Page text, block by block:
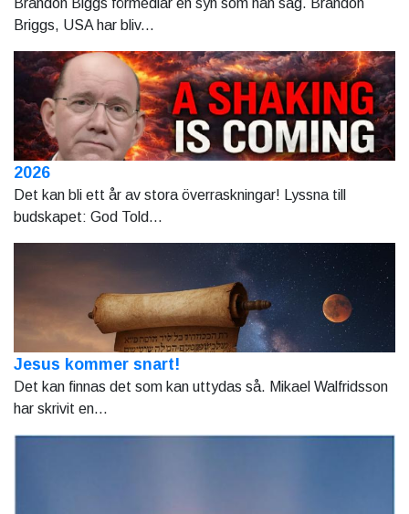
Briggs, USA har bliv...
2026
Det kan bli ett år av stora överraskningar! Lyssna till
budskapet: God Told...
Jesus kommer snart!
Det kan finnas det som kan uttydas så. Mikael Walfridsson
har skrivit en...